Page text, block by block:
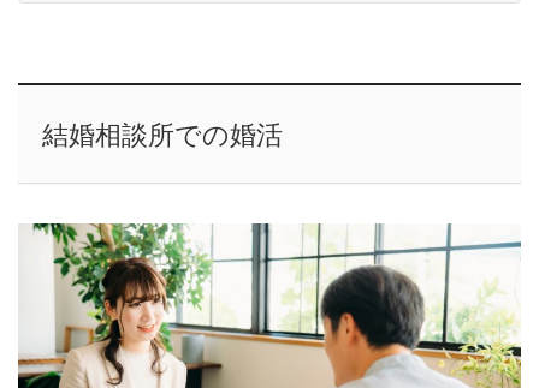
結婚相談所での婚活